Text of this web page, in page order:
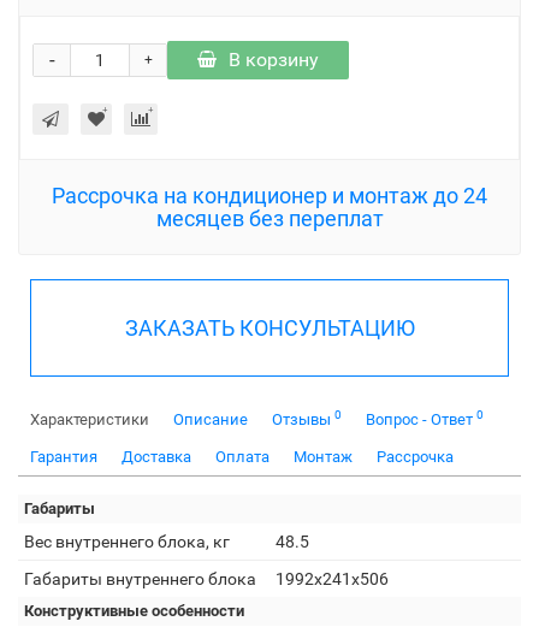
+
- В корзину
Рассрочка на кондиционер и монтаж до 24
месяцев без переплат
ЗАКАЗАТЬ КОНСУЛЬТАЦИЮ
Характеристики Описание Отзывы 0 Вопрос - Ответ 0
Гарантия Доставка Оплата Монтаж Рассрочка
Габариты
Вес внутреннего блока, кг
48.5
Габариты внутреннего блока
1992х241х506
Конструктивные особенности